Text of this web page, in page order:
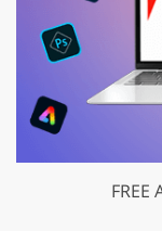
FREE